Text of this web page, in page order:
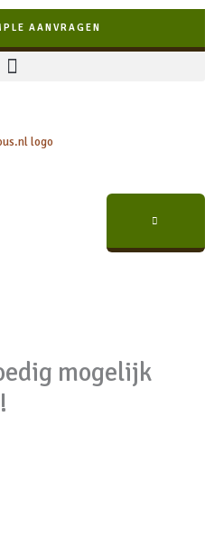
AANVRAGEN
binnen NL & BE
mogelijk